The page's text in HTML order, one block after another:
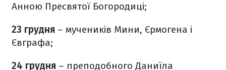
Анною Пресвятої Богородиці;
23 грудня – мучеників Мини, Єрмогена і
Євграфа;
24 грудня – преподобного Даниїла